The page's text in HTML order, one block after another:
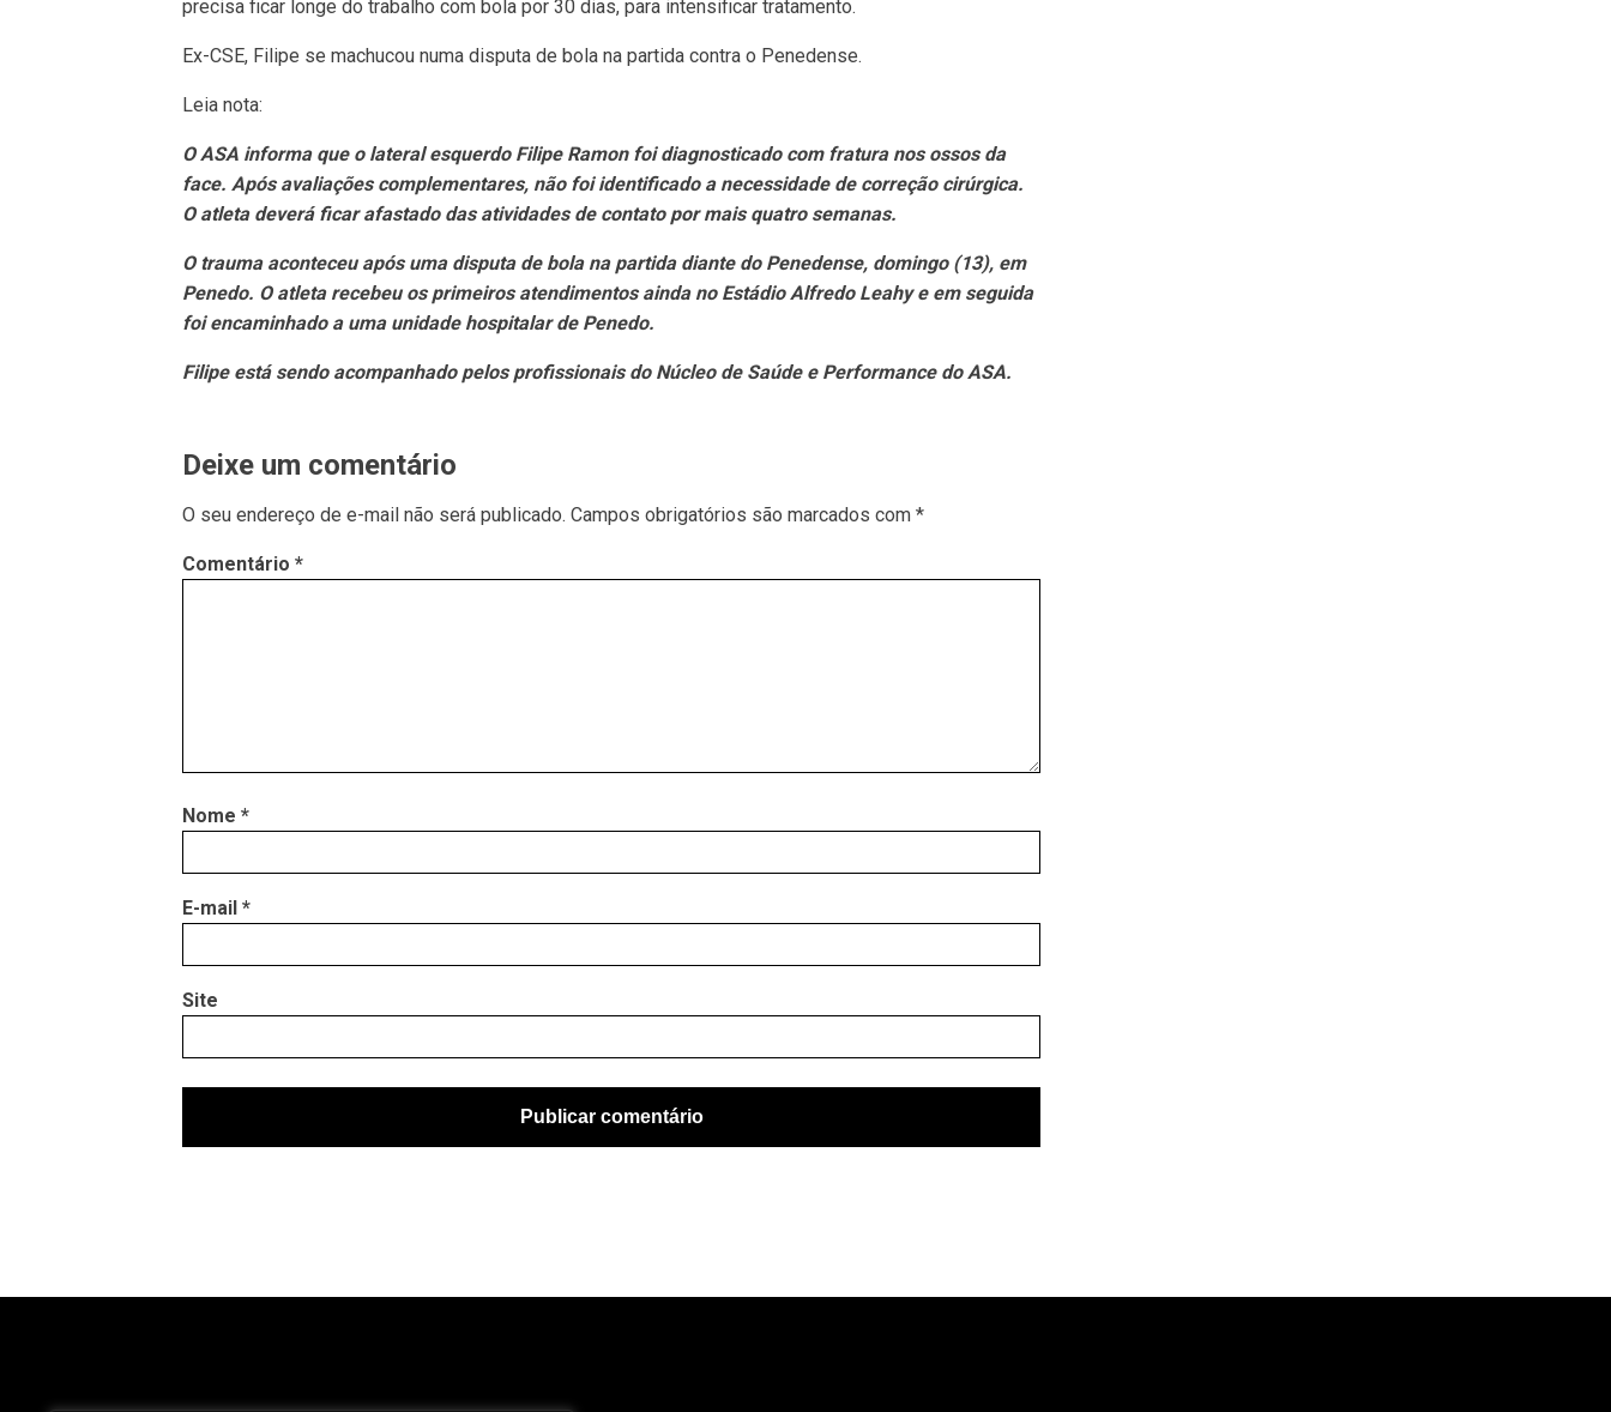
precisa ficar longe do trabalho com bola por 30 dias, para intensificar tratamento.
Ex-CSE, Filipe se machucou numa disputa de bola na partida contra o Penedense.
Leia nota:
O ASA informa que o lateral esquerdo Filipe Ramon foi diagnosticado com fratura nos ossos da
face. Após avaliações complementares, não foi identificado a necessidade de correção cirúrgica.
O atleta deverá ficar afastado das atividades de contato por mais quatro semanas.
O trauma aconteceu após uma disputa de bola na partida diante do Penedense, domingo (13), em
Penedo. O atleta recebeu os primeiros atendimentos ainda no Estádio Alfredo Leahy e em seguida
foi encaminhado a uma unidade hospitalar de Penedo.
Filipe está sendo acompanhado pelos profissionais do Núcleo de Saúde e Performance do ASA.
Deixe um comentário
O seu endereço de e-mail não será publicado. Campos obrigatórios são marcados com *
Comentário *
Nome *
E-mail *
Site